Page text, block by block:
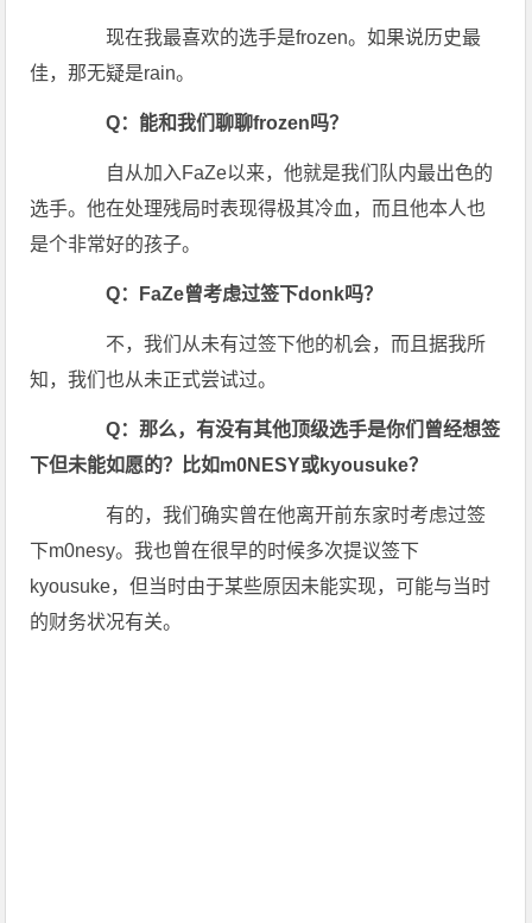
现在我最喜欢的选手是frozen。如果说历史最
佳，那无疑是rain。
Q：能和我们聊聊frozen吗？
自从加入FaZe以来，他就是我们队内最出色的
选手。他在处理残局时表现得极其冷血，而且他本人也
是个非常好的孩子。
Q：FaZe曾考虑过签下donk吗？
不，我们从未有过签下他的机会，而且据我所
知，我们也从未正式尝试过。
Q：那么，有没有其他顶级选手是你们曾经想签
下但未能如愿的？比如m0NESY或kyousuke？
有的，我们确实曾在他离开前东家时考虑过签
下m0nesy。我也曾在很早的时候多次提议签下
kyousuke，但当时由于某些原因未能实现，可能与当时
的财务状况有关。